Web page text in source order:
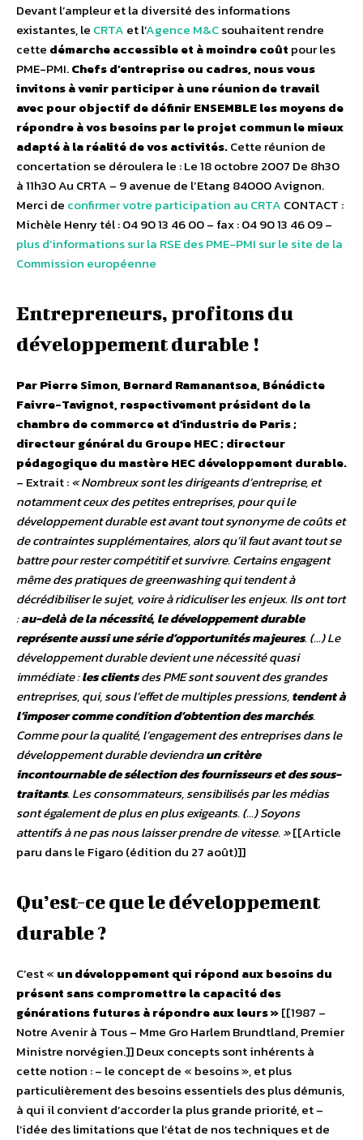
Devant l’ampleur et la diversité des informations
existantes, le CRTA et l’Agence M&Csouhaitent rendre
cette démarche accessible et à moindre coût pour les
PME-PMI.Chefs d’entreprise ou cadres, nous vous
invitons à venir participer à une réunion de travail
avec pour objectif de définir ENSEMBLE les moyens de
répondre à vos besoins par le projet commun le mieux
adapté à la réalité de vos activités.Cette réunion de
concertation se déroulera le : Le 18 octobre 2007 De 8h30
à 11h30 Au CRTA – 9 avenue de l’Etang 84000 Avignon.
Merci de confirmer votre participation au CRTA CONTACT :
Michèle Henry tél : 04 90 13 46 00 – fax : 04 90 13 46 09 –
plus d’informations sur la RSE des PME-PMI sur le site de la
Commission européenne
Entrepreneurs, profitons du
développement durable !
Par Pierre Simon, Bernard Ramanantsoa, Bénédicte
Faivre-Tavignot, respectivement président de la
chambre de commerce et d’industrie de Paris ;
directeur général du Groupe HEC ; directeur
pédagogique du mastère HEC développement durable.
– Extrait :« Nombreux sont les dirigeants d’entreprise, et
notamment ceux des petites entreprises, pour qui le
développement durable est avant tout synonyme de coûts et
de contraintes supplémentaires, alors qu’il faut avant tout se
battre pour rester compétitif et survivre. Certains engagent
même des pratiques de greenwashing qui tendent à
décrédibiliser le sujet, voire à ridiculiser les enjeux. Ils ont tort
:au-delà de la nécessité, le développement durable
représente aussi une série d’opportunités majeures. (…) Le
développement durable devient une nécessité quasi
immédiate :les clientsdes PME sont souvent des grandes
entreprises, qui, sous l’effet de multiples pressions,tendent à
l’imposer comme condition d’obtention des marchés.
Comme pour la qualité, l’engagement des entreprises dans le
développement durable deviendraun critère
incontournable de sélection des fournisseurs et des sous-
traitants. Les consommateurs, sensibilisés par les médias
sont également de plus en plus exigeants. (…) Soyons
attentifs à ne pas nous laisser prendre de vitesse. »[[Article
paru dans le Figaro (édition du 27 août)]]
Qu’est-ce que le développement
durable ?
C’est « un développement qui répond aux besoins du
présent sans compromettre la capacité des
générations futures à répondre aux leurs »[[1987 –
Notre Avenir à Tous – Mme Gro Harlem Brundtland, Premier
Ministre norvégien.]] Deux concepts sont inhérents à
cette notion : – le concept de « besoins », et plus
particulièrement des besoins essentiels des plus démunis,
à qui il convient d’accorder la plus grande priorité, et –
l’idée des limitations que l’état de nos techniques et de